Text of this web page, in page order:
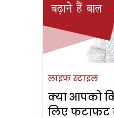
लाइफ स्टाइल
क्या आपको
लिए फटाफट